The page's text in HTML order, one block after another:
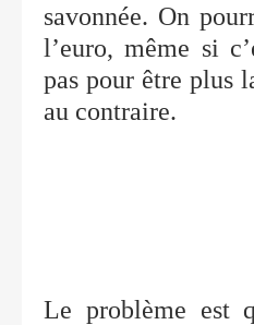
savonnée. On
l’euro, même si
pas pour être plus
au contraire.
Le problème est